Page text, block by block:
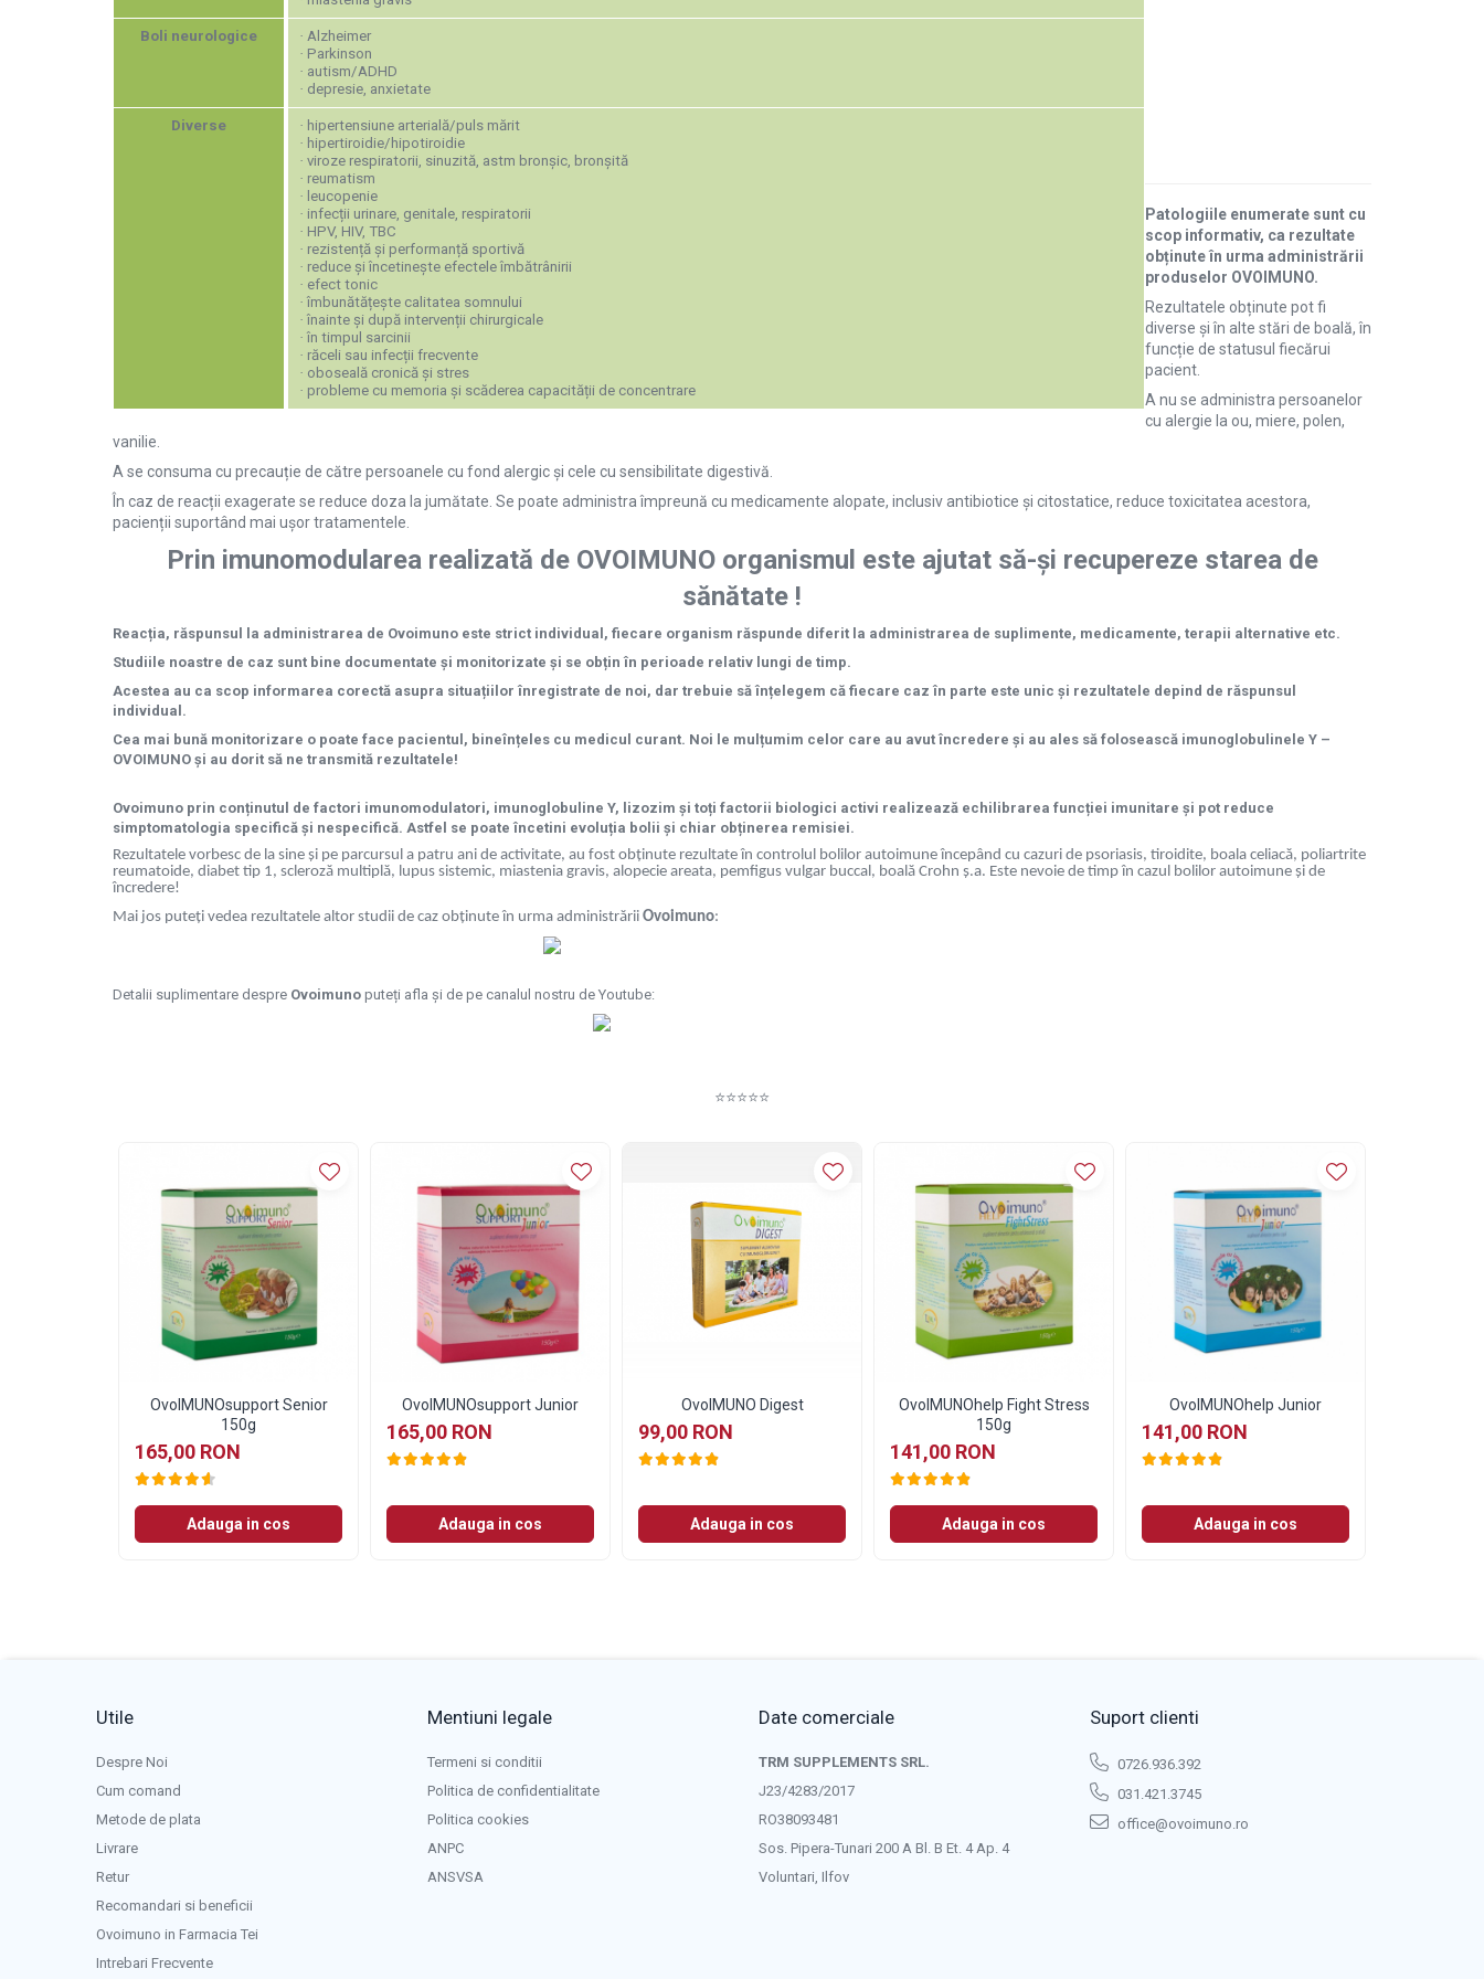
Boli neurologice · Alzheimer
· Parkinson
· autism/ADHD
· depresie, anxietate
Diverse · hipertensiune arterială/puls mărit
· hipertiroidie/hipotiroidie
· viroze respiratorii, sinuzită, astm bronșic, bronșită
· reumatism
· leucopenie
· infecții urinare, genitale, respiratorii
· HPV, HIV, TBC
· rezistență și performanță sportivă
· reduce și încetinește efectele îmbătrânirii
· efect tonic
· îmbunătățește calitatea somnului
· înainte și după intervenții chirurgicale
· în timpul sarcinii
· răceli sau infecții frecvente
· oboseală cronică și stres
· probleme cu memoria și scăderea capacității de concentrare
Patologiile enumerate sunt cu
scop informativ, ca rezultate
obținute în urma administrării
produselor OVOIMUNO.
Rezultatele obținute pot fi
diverse și în alte stări de boală, în
funcție de statusul fiecărui
pacient.
A nu se administra persoanelor
cu alergie la ou, miere, polen,
vanilie.
A se consuma cu precauție de către persoanele cu fond alergic și cele cu sensibilitate digestivă.
În caz de reacții exagerate se reduce doza la jumătate. Se poate administra împreună cu medicamente alopate, inclusiv antibiotice și citostatice, reduce toxicitatea acestora,
pacienții suportând mai ușor tratamentele.
Prin imunomodularea realizată de OVOIMUNO organismul este ajutat să-și recupereze starea de
sănătate !
Reacția, răspunsul la administrarea de Ovoimuno este strict individual, fiecare organism răspunde diferit la administrarea de suplimente, medicamente, terapii alternative etc.
Studiile noastre de caz sunt bine documentate și monitorizate și se obțin în perioade relativ lungi de timp.
Acestea au ca scop informarea corectă asupra situațiilor înregistrate de noi, dar trebuie să înțelegem că fiecare caz în parte este unic și rezultatele depind de răspunsul
individual.
Cea mai bună monitorizare o poate face pacientul, bineînțeles cu medicul curant. Noi le mulțumim celor care au avut încredere și au ales să folosească imunoglobulinele Y –
OVOIMUNO și au dorit să ne transmită rezultatele!
Ovoimuno prin conținutul de factori imunomodulatori, imunoglobuline Y, lizozim și toți factorii biologici activi realizează echilibrarea funcției imunitare și pot reduce
simptomatologia specifică și nespecifică. Astfel se poate încetini evoluția bolii și chiar obținerea remisiei.
Rezultatele vorbesc de la sine și pe parcursul a patru ani de activitate, au fost obținute rezultate în controlul bolilor autoimune începând cu cazuri de psoriasis, tiroidite, boala celiacă, poliartrite
reumatoide, diabet tip 1, scleroză multiplă, lupus sistemic, miastenia gravis, alopecie areata, pemfigus vulgar buccal, boală Crohn ș.a. Este nevoie de timp în cazul bolilor autoimune și de
încredere!
Mai jos puteți vedea rezultatele altor studii de caz obținute în urma administrării Ovoimuno:
Detalii suplimentare despre Ovoimuno puteți afla și de pe canalul nostru de Youtube:
⭐⭐⭐⭐⭐
OvoIMUNOsupport Senior
150g
165,00 RON
Adauga in cos
OvoIMUNOsupport Junior
165,00 RON
Adauga in cos
OvoIMUNO Digest
99,00 RON
Adauga in cos
OvoIMUNOhelp Fight Stress
150g
141,00 RON
Adauga in cos
OvoIMUNOhelp Junior
141,00 RON
Adauga in cos
Utile
Despre Noi
Cum comand
Metode de plata
Livrare
Retur
Recomandari si beneficii
Ovoimuno in Farmacia Tei
Intrebari Frecvente
Mentiuni legale
Termeni si conditii
Politica de confidentialitate
Politica cookies
ANPC
ANSVSA
Date comerciale
TRM SUPPLEMENTS SRL.
J23/4283/2017
RO38093481
Sos. Pipera-Tunari 200 A Bl. B Et. 4 Ap. 4
Voluntari, Ilfov
Suport clienti
0726.936.392
031.421.3745
office@ovoimuno.ro